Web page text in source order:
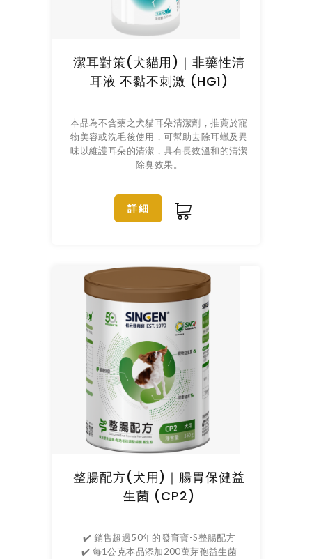
潔耳對策(犬貓用)｜非藥性清
耳液 不黏不刺激 (HG1)
本品為不含藥之犬貓耳朵清潔劑，推薦於寵
物美容或洗毛後使用，可幫助去除耳蠟及異
味以維護耳朵的清潔，具有長效溫和的清潔
除臭效果。
詳細
整腸配方(犬用)｜腸胃保健益
生菌 (CP2)
✔️ 銷售超過50年的發育寶-S整腸配方
✔️ 每1公克本品添加200萬芽孢益生菌